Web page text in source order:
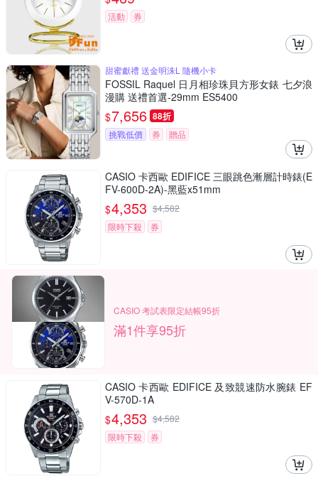
活動 券
甜蜜獻禮 送金明洙L 隨機小卡
FOSSIL Raquel 日月相珍珠貝方形女錶 七夕浪
漫購 送禮首選-29mm ES5400
$7,656 88折
挑戰低價 券 贈品
CASIO 卡西歐 EDIFICE 三眼跳色漸層計時錶(E
FV-600D-2A)-黑藍x51mm
$4,353 $4,582
限時下殺
券
CASIO 考試表限定結帳95折
滿1件享95折
CASIO 卡西歐 EDIFICE 及致競速防水腕錶 EF
V-570D-1A
$4,353 $4,582
限時下殺
券